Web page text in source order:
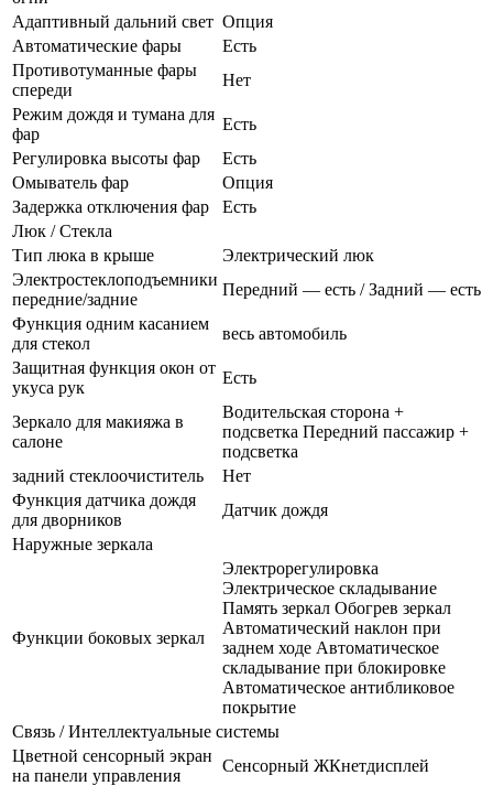
Адаптивный дальний свет Опция
Автоматические фары
Есть
Противотуманные фары
спереди
Нет
Режим дождя и тумана для
фар
Есть
Регулировка высоты фар
Есть
Омыватель фар
Опция
Задержка отключения фар
Есть
Люк / Стекла
Тип люка в крыше
Электрический люк
Электростеклоподъемники
передние/задние
Передний — есть / Задний — есть
Функция одним касанием
для стекол
весь автомобиль
Защитная функция окон от
укуса рук
Есть
Зеркало для макияжа в
салоне
Водительская сторона +
подсветка Передний пассажир +
подсветка
задний стеклоочиститель
Нет
Функция датчика дождя
для дворников
Датчик дождя
Наружные зеркала
Функции боковых зеркал
Электрорегулировка
Электрическое складывание
Память зеркал Обогрев зеркал
Автоматический наклон при
заднем ходе Автоматическое
складывание при блокировке
Автоматическое антибликовое
покрытие
Связь / Интеллектуальные системы
Цветной сенсорный экран
на панели управления
Сенсорный ЖКнетдисплей